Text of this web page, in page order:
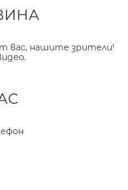
вас, нашите зрители!